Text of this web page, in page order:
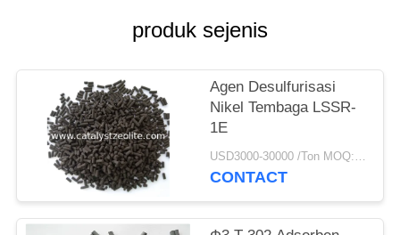
produk sejenis
Agen Desulfurisasi
Nikel Tembaga LSSR-
1E
USD3000-30000 /Ton MOQ:1 KG
CONTACT